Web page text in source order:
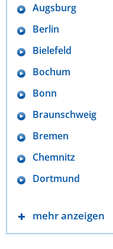
Augsburg
Berlin
Bielefeld
Bochum
Bonn
Braunschweig
Bremen
Chemnitz
Dortmund
mehr anzeigen